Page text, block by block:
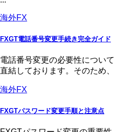
海外FX
FXGT電話番号変更手続き完全ガイド
電話番号変更の必要性につい
直結しております。そのため
海外FX
FXGTパスワード変更手順と注意点